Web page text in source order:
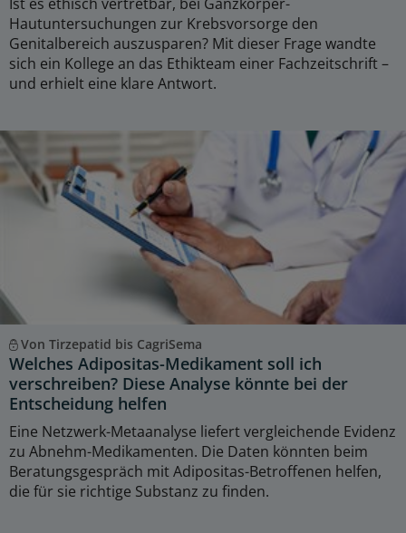
Hautuntersuchungen zur Krebsvorsorge den
Genitalbereich auszusparen? Mit dieser Frage wandte
sich ein Kollege an das Ethikteam einer Fachzeitschrift –
und erhielt eine klare Antwort.
Von Tirzepatid bis CagriSema
Welches Adipositas-Medikament soll ich
verschreiben? Diese Analyse könnte bei der
Entscheidung helfen
Eine Netzwerk-Metaanalyse liefert vergleichende Evidenz
zu Abnehm-Medikamenten. Die Daten könnten beim
Beratungsgespräch mit Adipositas-Betroffenen helfen,
die für sie richtige Substanz zu finden.